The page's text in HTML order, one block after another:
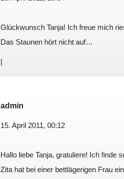
Glückwunsch Tanja! Ich freue mich
Das Staunen hört nicht auf…
|
admin
15. April 2011, 00:12
Hallo liebe Tanja, gratuliere! Ich finde
Zita hat bei einer bettlägerigen Frau